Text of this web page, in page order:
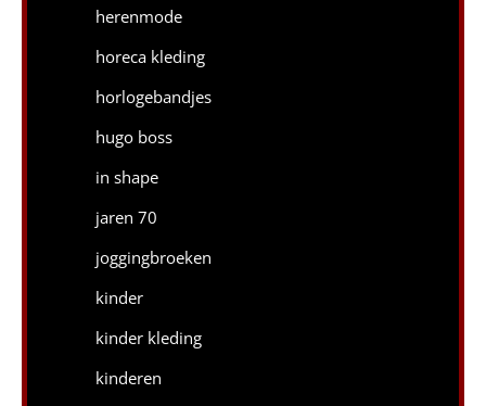
herenmode
horeca kleding
horlogebandjes
hugo boss
in shape
jaren 70
joggingbroeken
kinder
kinder kleding
kinderen